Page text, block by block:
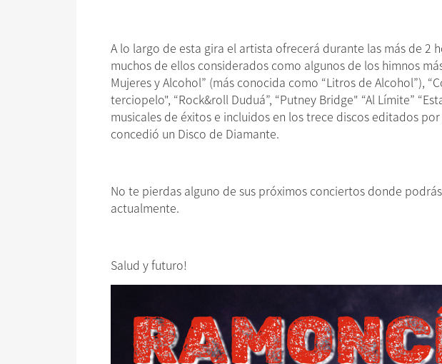
A lo largo de esta gira el artista ofrecerá durante las más de 2
muchos de ellos considerados como algunos de los himnos
Mujeres y Alcohol” (más conocida como “Litros de Alcohol”),
terciopelo", “Rock&roll Duduá”, “Putney Bridge" “Al Límite”
musicales de éxitos e incluidos en los trece discos editados
concedió un Disco de Diamante.
No te pierdas alguno de sus próximos conciertos donde
actualmente.
Salud y futuro!